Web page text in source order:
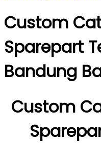
Custom
Sparepart
Bandung
Custom